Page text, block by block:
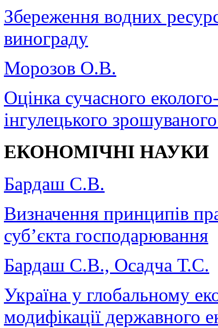
Збереження водних
винограду
Морозов О.В.
Оцінка сучасного
інгулецького
ЕКОНОМІЧНІ НАУКИ
Бардаш С.В.
Визначення принципів
суб’єкта господарювання
Бардаш С.В., Осадча Т.С.
Україна у глобальному
модифікації державного